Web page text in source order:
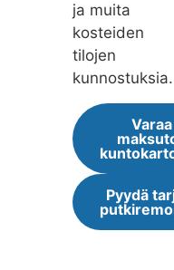
ja muita
kosteiden
tilojen
kunnostuksia.
Varaa
Pyydä